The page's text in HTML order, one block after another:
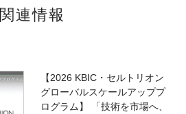
関連情報
【2026 KBIC・セルトリオン
グローバルスケールアッププ
ログラム】 「技術を市場へ、